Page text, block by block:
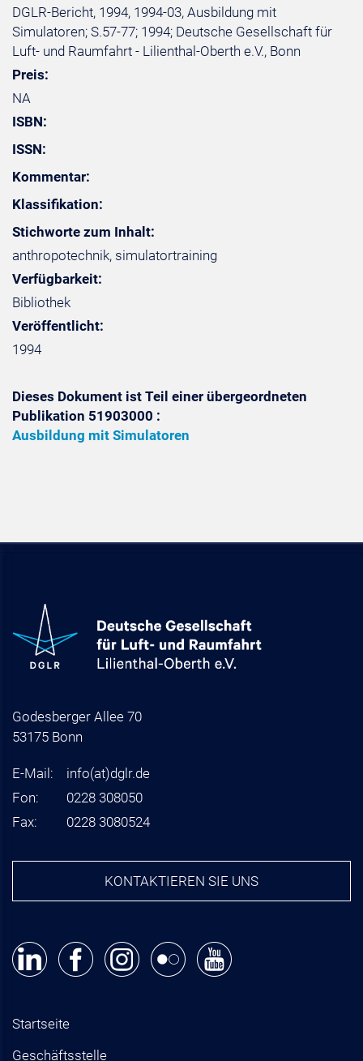
DGLR-Bericht, 1994, 1994-03, Ausbildung mit
Simulatoren; S.57-77; 1994; Deutsche Gesellschaft für
Luft- und Raumfahrt - Lilienthal-Oberth e.V., Bonn
Preis:
NA
ISBN:
ISSN:
Kommentar:
Klassifikation:
Stichworte zum Inhalt:
anthropotechnik, simulatortraining
Verfügbarkeit:
Bibliothek
Veröffentlicht:
1994
Dieses Dokument ist Teil einer übergeordneten
Publikation 51903000 :
Ausbildung mit Simulatoren
Godesberger Allee 70
53175 Bonn
E-Mail: info(at)dglr.de
Fon:
0228 308050
Fax:
0228 3080524
KONTAKTIEREN SIE UNS
Startseite
Geschäftsstelle